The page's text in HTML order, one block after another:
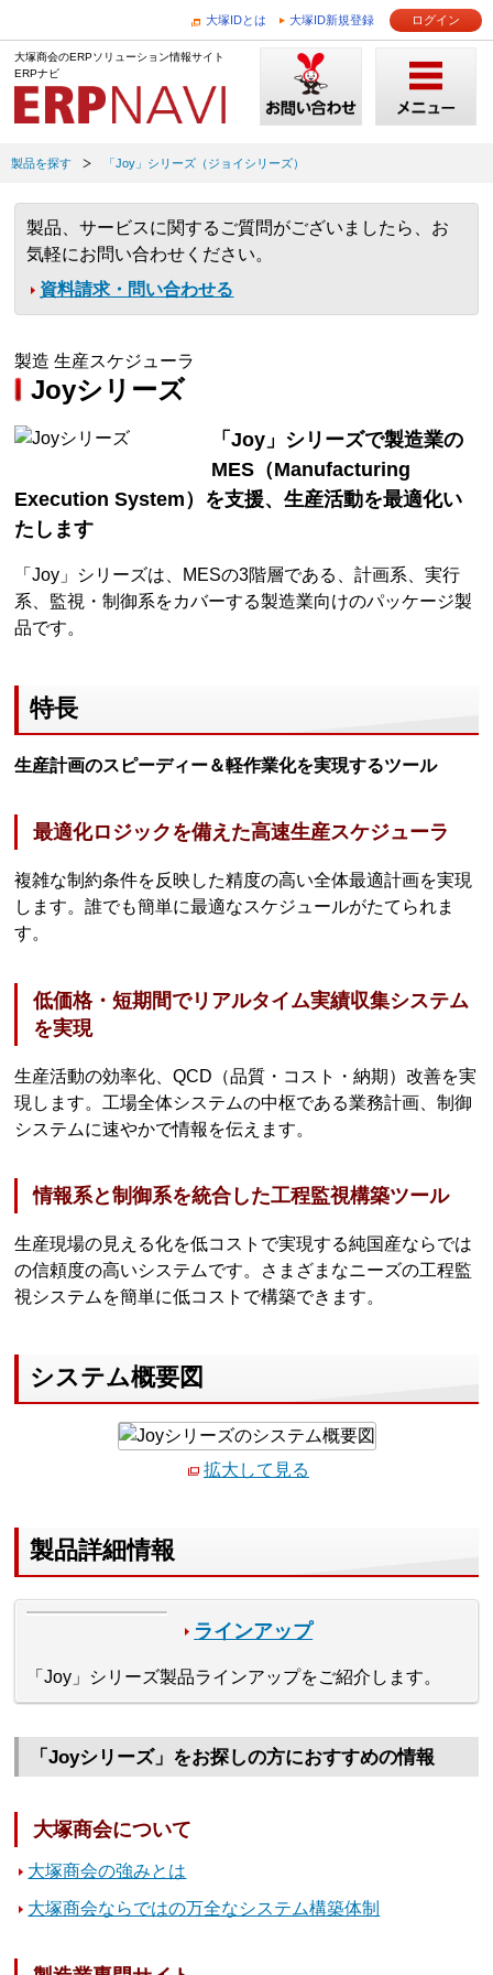
大塚IDとは 大塚ID新規登録 ログイン
大塚商会のERPソリューション情報サイト
ERPナビ
製品を探す 「Joy」シリーズ（ジョイシリーズ）
製品、サービスに関するご質問がございましたら、お
気軽にお問い合わせください。
資料請求・問い合わせる
製造 生産スケジューラ
Joyシリーズ
「Joy」シリーズで製造業の
MES（Manufacturing
Execution System）を支援、生産活動を最適化い
たします
「Joy」シリーズは、MESの3階層である、計画系、実行
系、監視・制御系をカバーする製造業向けのパッケージ製
品です。
特長
生産計画のスピーディー＆軽作業化を実現するツール
最適化ロジックを備えた高速生産スケジューラ
複雑な制約条件を反映した精度の高い全体最適計画を実現
します。誰でも簡単に最適なスケジュールがたてられま
す。
低価格・短期間でリアルタイム実績収集システム
を実現
生産活動の効率化、QCD（品質・コスト・納期）改善を実
現します。工場全体システムの中枢である業務計画、制御
システムに速やかで情報を伝えます。
情報系と制御系を統合した工程監視構築ツール
生産現場の見える化を低コストで実現する純国産ならでは
の信頼度の高いシステムです。さまざまなニーズの工程監
視システムを簡単に低コストで構築できます。
システム概要図
拡大して見る
製品詳細情報
ラインアップ
「Joy」シリーズ製品ラインアップをご紹介します。
「Joyシリーズ」をお探しの方におすすめの情報
大塚商会について
大塚商会の強みとは
大塚商会ならではの万全なシステム構築体制